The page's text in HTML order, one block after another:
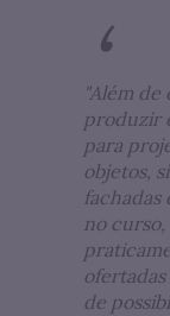
"Além
produzir
para
objetos,
fachadas
no
de